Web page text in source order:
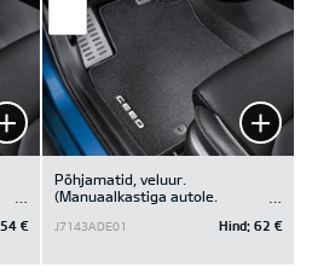
54 €
Põhjamatid, veluur.
(Manuaalkastiga autole.
J7143ADE01 Hind: 62 €